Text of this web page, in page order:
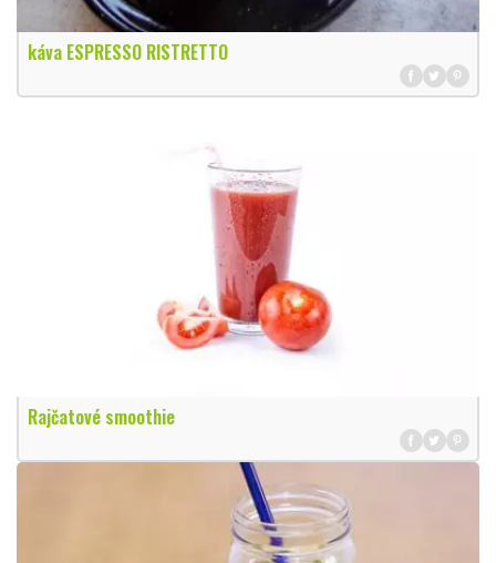
káva ESPRESSO RISTRETTO
Rajčatové smoothie